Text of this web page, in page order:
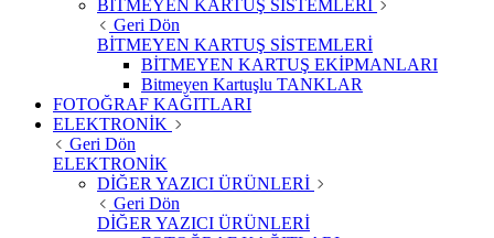
BİTMEYEN KARTUŞ SİSTEMLERİ
Geri Dön
BİTMEYEN KARTUŞ SİSTEMLERİ
BİTMEYEN KARTUŞ EKİPMANLARI
Bitmeyen Kartuşlu TANKLAR
FOTOĞRAF KAĞITLARI
ELEKTRONİK
Geri Dön
ELEKTRONİK
DİĞER YAZICI ÜRÜNLERİ
Geri Dön
DİĞER YAZICI ÜRÜNLERİ